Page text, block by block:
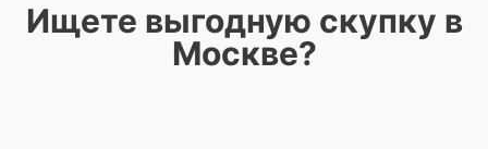
Ищете выгодную скупку в
Москве?